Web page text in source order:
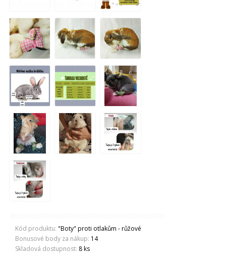
Kód produktu: "Boty" proti otlakům - růžové
Bonusové body za nákup: 14
Skladová dostupnost: 8 ks